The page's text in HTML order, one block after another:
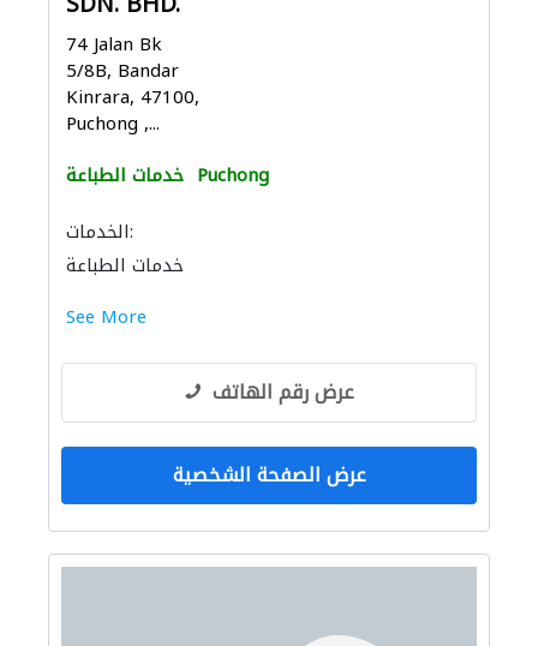
74 Jalan Bk
5/8B, Bandar
Kinrara, 47100,
Puchong ,...
خدمات الطباعة Puchong
الخدمات:
خدمات الطباعة
See More
عرض رقم الهاتف
عرض الصفحة الشخصية